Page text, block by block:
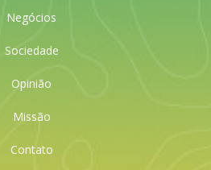
Negócios
Sociedade
Opinião
Missão
Contato